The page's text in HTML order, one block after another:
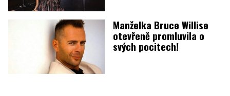
Manželka Bruce Willise
otevřeně promluvila o
svých pocitech!